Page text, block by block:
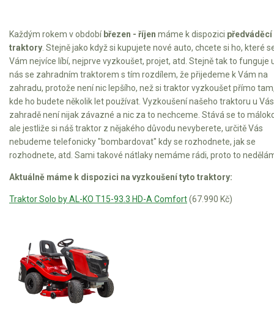
Každým rokem v období březen - říjen máme k dispozici předváděcí
traktory . Stejně jako když si kupujete nové auto, chcete si ho, které
Vám nejvíce líbí, nejprve vyzkoušet, projet, atd. Stejně tak to funguje
nás se zahradním traktorem s tím rozdílem, že přijedeme k Vám na
zahradu, protože není nic lepšího, než si traktor vyzkoušet přímo
kde ho budete několik let používat. Vyzkoušení našeho traktoru u
zahradě není nijak závazné a nic za to nechceme. Stává se to
ale jestliže si náš traktor z nějakého důvodu nevyberete, určitě Vás
nebudeme telefonicky "bombardovat" kdy se rozhodnete, jak se
rozhodnete, atd. Sami takové nátlaky nemáme rádi, proto to
Aktuálně máme k dispozici na vyzkoušení tyto traktory:
Traktor Solo by AL-KO T15-93.3 HD-A Comfort(67.990 Kč)